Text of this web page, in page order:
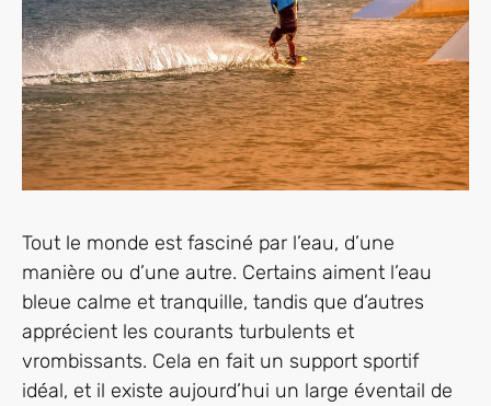
Tout le monde est fasciné par l’eau, d’une
manière ou d’une autre. Certains aiment l’eau
bleue calme et tranquille, tandis que d’autres
apprécient les courants turbulents et
vrombissants. Cela en fait un support sportif
idéal, et il existe aujourd’hui un large éventail de